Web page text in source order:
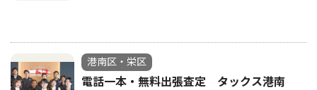
港南区・栄区
電話一本・無料出張査定 タックス港南